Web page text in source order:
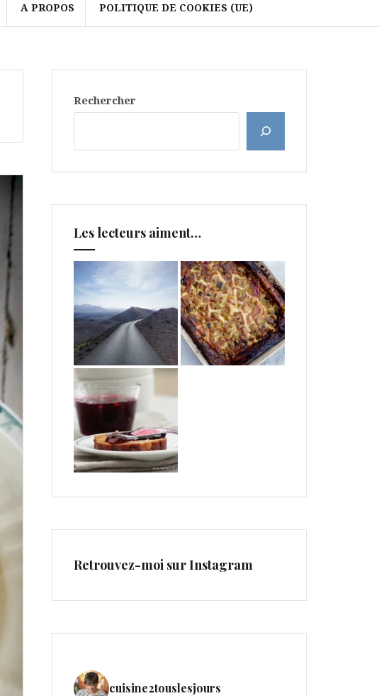
A PROPOS POLITIQUE DE COOKIES (UE)
Rechercher
Les lecteurs aiment…
Retrouvez-moi sur Instagram
cuisine2touslesjours